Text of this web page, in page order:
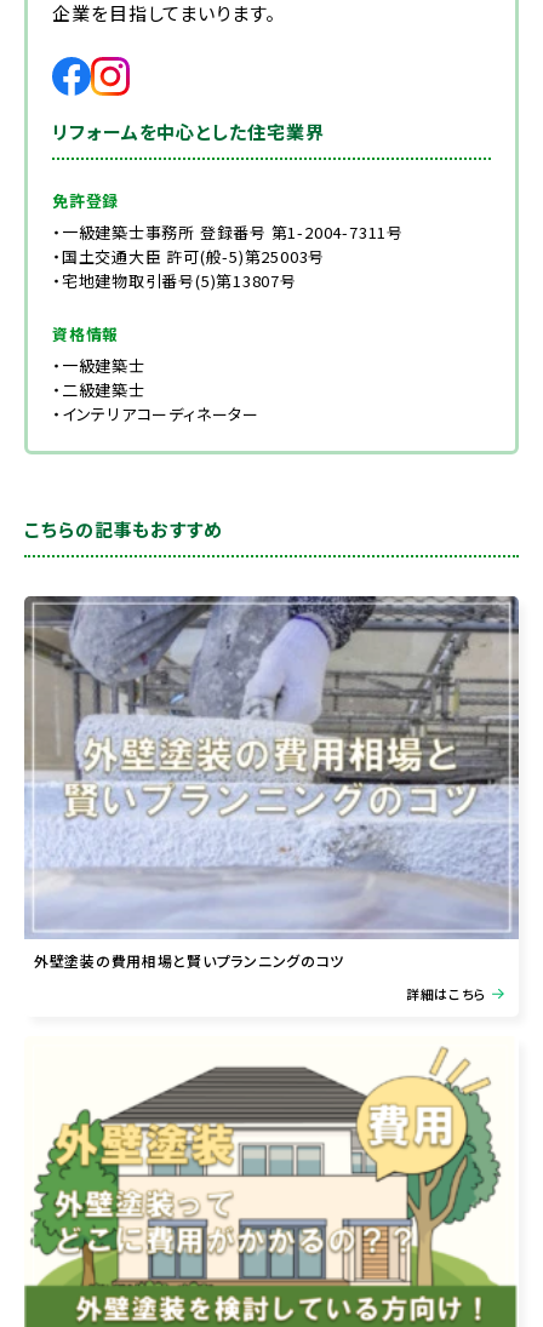
企業を目指してまいります。
リフォームを中心とした住宅業界
免許登録
・一級建築士事務所 登録番号 第1-2004-7311号
・国土交通大臣 許可(般-5)第25003号
・宅地建物取引番号(5)第13807号
資格情報
・一級建築士
・二級建築士
・インテリアコーディネーター
こちらの記事もおすすめ
外壁塗装の費用相場と賢いプランニングのコツ
詳細はこちら